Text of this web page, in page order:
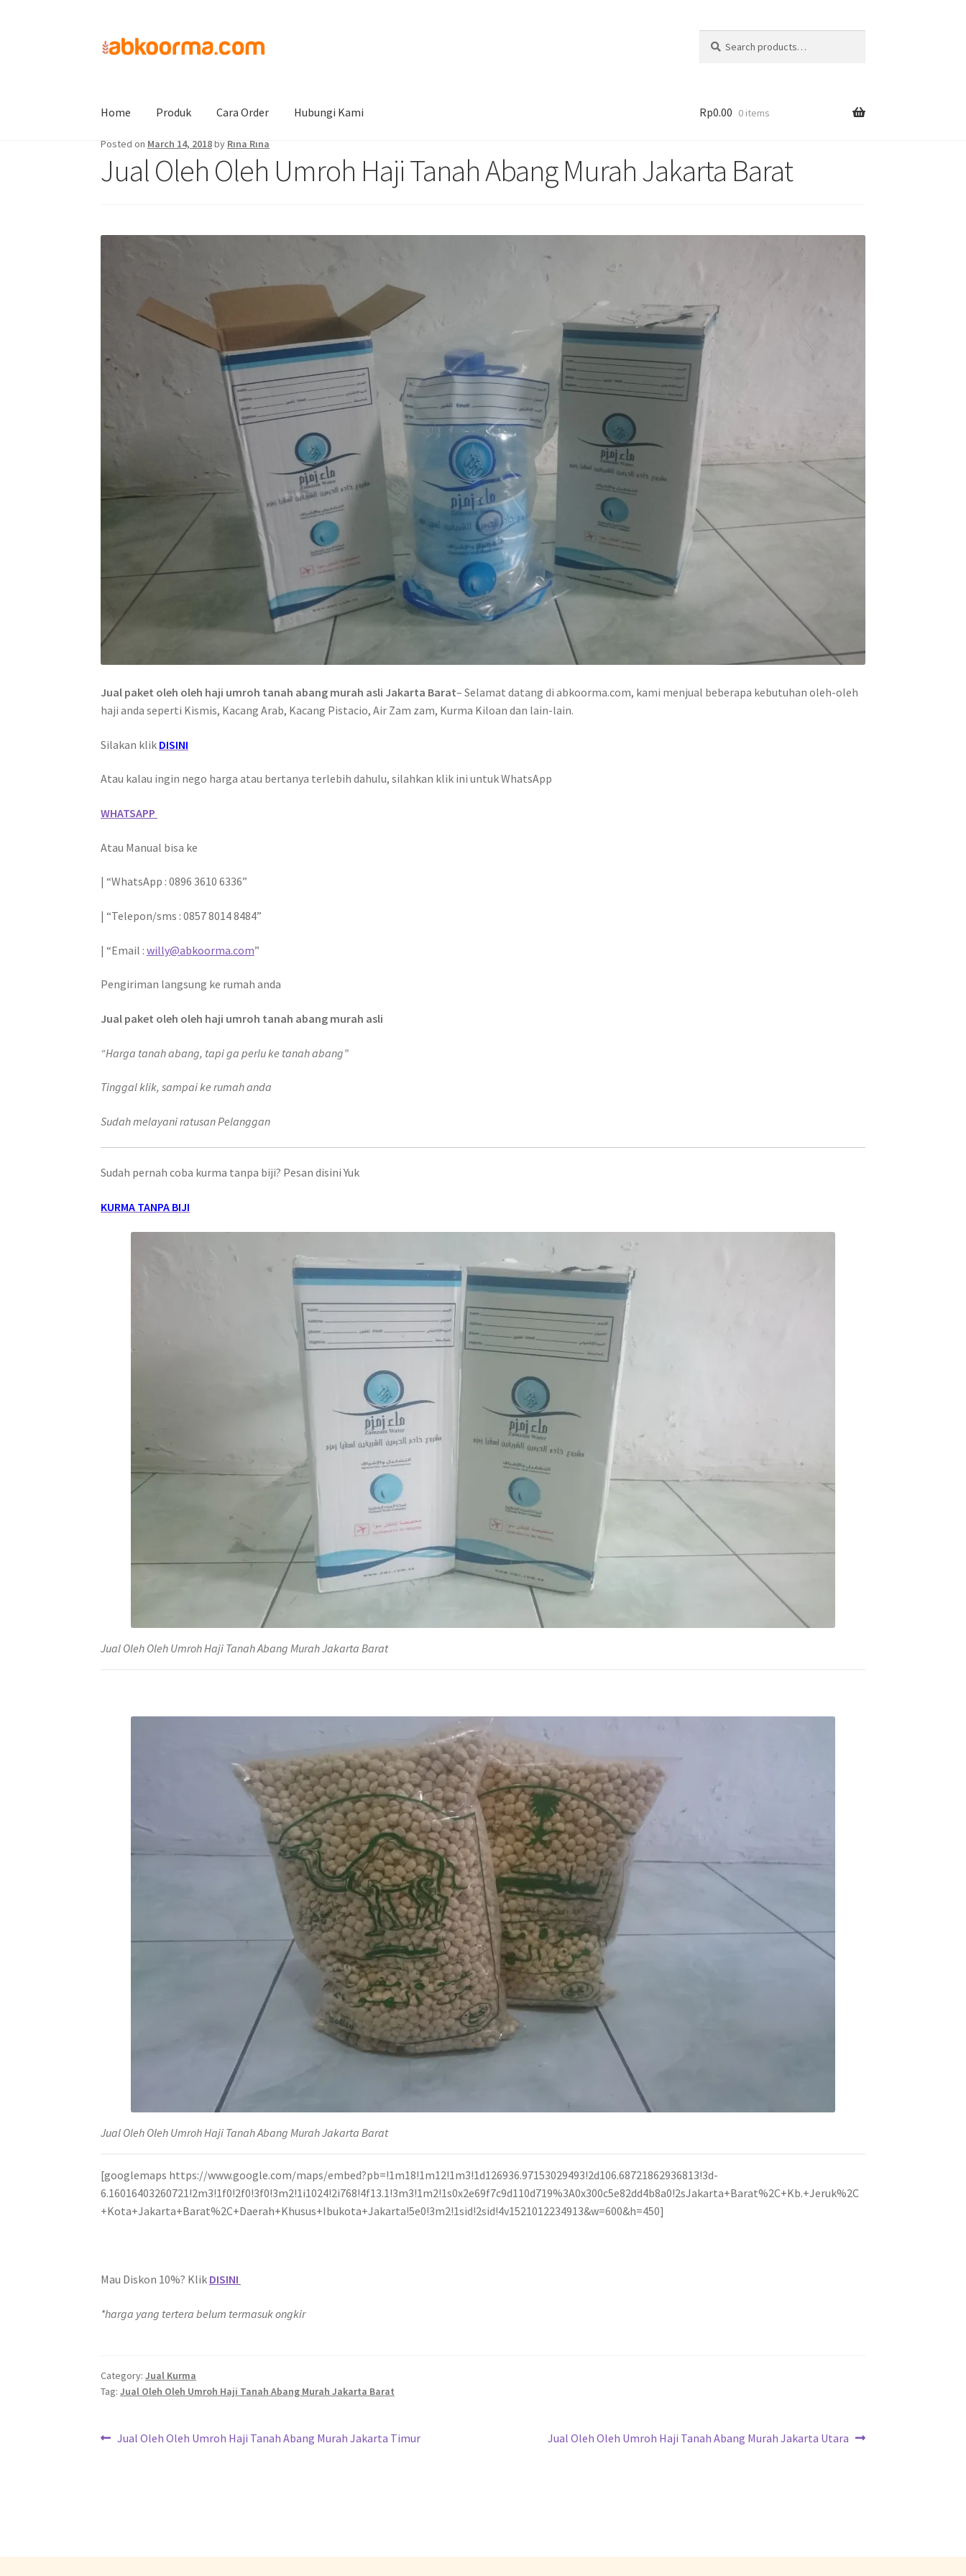
Home Produk Cara Order Hubungi Kami Rp0.00 0 items
Posted on March 14, 2018by Rina Rina
Jual Oleh Oleh Umroh Haji Tanah Abang Murah Jakarta Barat
Jual paket oleh oleh haji umroh tanah abang murah asli Jakarta Barat– Selamat datang di abkoorma.com, kami menjual beberapa kebutuhan oleh-oleh
haji anda seperti Kismis, Kacang Arab, Kacang Pistacio, Air Zam zam, Kurma Kiloan dan lain-lain.
Silakan klik DISINI
Atau kalau ingin nego harga atau bertanya terlebih dahulu, silahkan klik ini untuk WhatsApp
WHATSAPP
Atau Manual bisa ke
| “WhatsApp : 0896 3610 6336”
| “Telepon/sms : 0857 8014 8484”
| “Email :willy@abkoorma.com”
Pengiriman langsung ke rumah anda
Jual paket oleh oleh haji umroh tanah abang murah asli
“Harga tanah abang, tapi ga perlu ke tanah abang”
Tinggal klik, sampai ke rumah anda
Sudah melayani ratusan Pelanggan
Sudah pernah coba kurma tanpa biji? Pesan disini Yuk
KURMA TANPA BIJI
Jual Oleh Oleh Umroh Haji Tanah Abang Murah Jakarta Barat
Jual Oleh Oleh Umroh Haji Tanah Abang Murah Jakarta Barat
[googlemaps https://www.google.com/maps/embed?pb=!1m18!1m12!1m3!1d126936.97153029493!2d106.68721862936813!3d-
6.16016403260721!2m3!1f0!2f0!3f0!3m2!1i1024!2i768!4f13.1!3m3!1m2!1s0x2e69f7c9d110d719%3A0x300c5e82dd4b8a0!2sJakarta+Barat%2C+Kb.+Jeruk%2C
+Kota+Jakarta+Barat%2C+Daerah+Khusus+Ibukota+Jakarta!5e0!3m2!1sid!2sid!4v1521012234913&w=600&h=450]
Mau Diskon 10%? Klik DISINI
*harga yang tertera belum termasuk ongkir
Category:Jual Kurma
Tag:Jual Oleh Oleh Umroh Haji Tanah Abang Murah Jakarta Barat
Jual Oleh Oleh Umroh Haji Tanah Abang Murah Jakarta Timur Jual Oleh Oleh Umroh Haji Tanah Abang Murah Jakarta Utara